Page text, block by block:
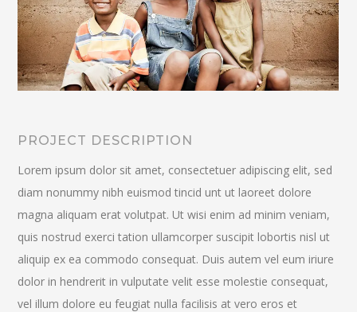
PROJECT DESCRIPTION
Lorem ipsum dolor sit amet, consectetuer adipiscing elit, sed
diam nonummy nibh euismod tincid unt ut laoreet dolore
magna aliquam erat volutpat. Ut wisi enim ad minim veniam,
quis nostrud exerci tation ullamcorper suscipit lobortis nisl ut
aliquip ex ea commodo consequat. Duis autem vel eum iriure
dolor in hendrerit in vulputate velit esse molestie consequat,
vel illum dolore eu feugiat nulla facilisis at vero eros et